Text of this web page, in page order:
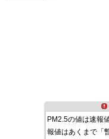
PM2.5の値は速報
報値はあくまで「